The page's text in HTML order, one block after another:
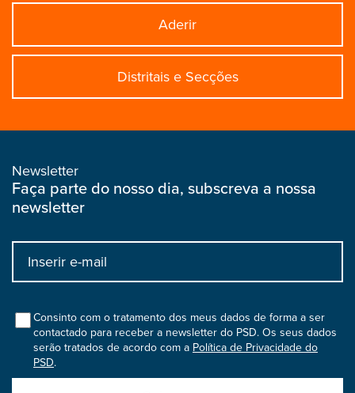
Aderir
Distritais e Secções
Newsletter
Faça parte do nosso dia, subscreva a nossa
newsletter
Input
bootstrap
colConsinto com o tratamento dos meus dados de forma a ser
contactado para receber a newsletter do PSD. Os seus dados
serão tratados de acordo com a Política de Privacidade do
PSD.